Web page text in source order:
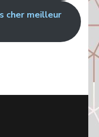
cher meilleur